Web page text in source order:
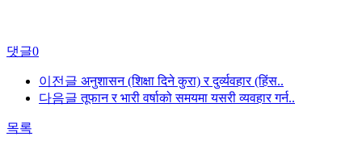
댓글0
이전글 अनुशासन (शिक्षा दिने कुरा) र दुर्व्यवहार (हिंस..
다음글 तूफान र भारी वर्षाको समयमा यसरी व्यवहार गर्न..
목록